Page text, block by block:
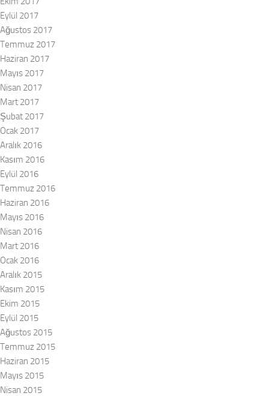
Eylül 2017
Ağustos 2017
Temmuz 2017
Haziran 2017
Mayıs 2017
Nisan 2017
Mart 2017
Şubat 2017
Ocak 2017
Aralık 2016
Kasım 2016
Eylül 2016
Temmuz 2016
Haziran 2016
Mayıs 2016
Nisan 2016
Mart 2016
Ocak 2016
Aralık 2015
Kasım 2015
Ekim 2015
Eylül 2015
Ağustos 2015
Temmuz 2015
Haziran 2015
Mayıs 2015
Nisan 2015